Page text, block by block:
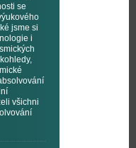
se
jsme si
i
všichni